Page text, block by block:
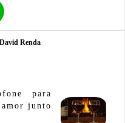
Renda
para
junto